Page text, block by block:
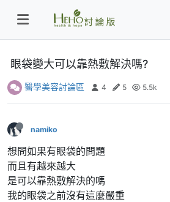
眼袋變大可以靠熱敷解決嗎?
醫學美容討論區 4 5 5.5k
namiko
想問如果有眼袋的問題
而且有越來越大
是可以靠熱敷解決的嗎
我的眼袋之前沒有這麼嚴重